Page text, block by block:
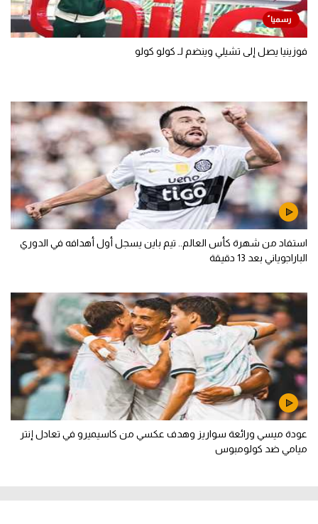
فوزينيا يصل إلى تشيلي وينضم لـ كولو كولو
استفاد من شهرة كأس العالم.. تيم باين يسجل أول أهدافه في الدوري
الباراجوياني بعد 13 دقيقة
عودة ميسي ورائعة سواريز وهدف عكسي من كاسيميرو في تعادل إنتر
ميامي ضد كولومبوس